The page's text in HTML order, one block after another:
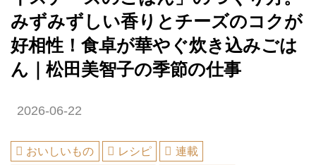
みずみずしい香りとチーズのコクが
好相性！食卓が華やぐ炊き込みごは
ん｜松田美智子の季節の仕事
2026-06-22
おいしいもの レシピ
連載